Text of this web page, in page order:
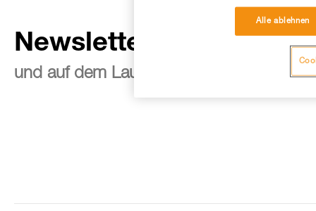
Newsletter abonnieren
und auf dem Laufenden bleiben
Alle ablehnen